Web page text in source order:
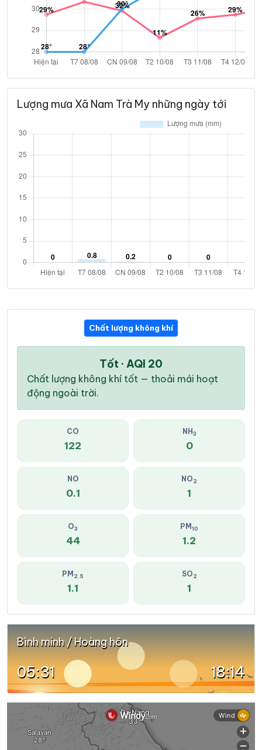
Lượng mưa Xã Nam Trà My những ngày tới
Chất lượng không khí
Tốt · AQI 20
Chất lượng không khí tốt — thoải mái hoạt
động ngoài trời.
CO
122
NH 3
0
NO
0.1
NO2
1
O3
44
PM 10
1.2
PM 2.5
1.1
SO2
1
Bình minh / Hoàng hôn
05:31 18:14